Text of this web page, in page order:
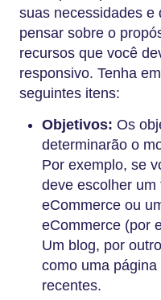
suas necessidades e
pensar sobre o
recursos que você
responsivo. Tenha
seguintes itens:
Objetivos: Os
determinarão o
Por exemplo, se
deve escolher
eCommerce ou
eCommerce (por
Um blog, por
como uma
recentes.